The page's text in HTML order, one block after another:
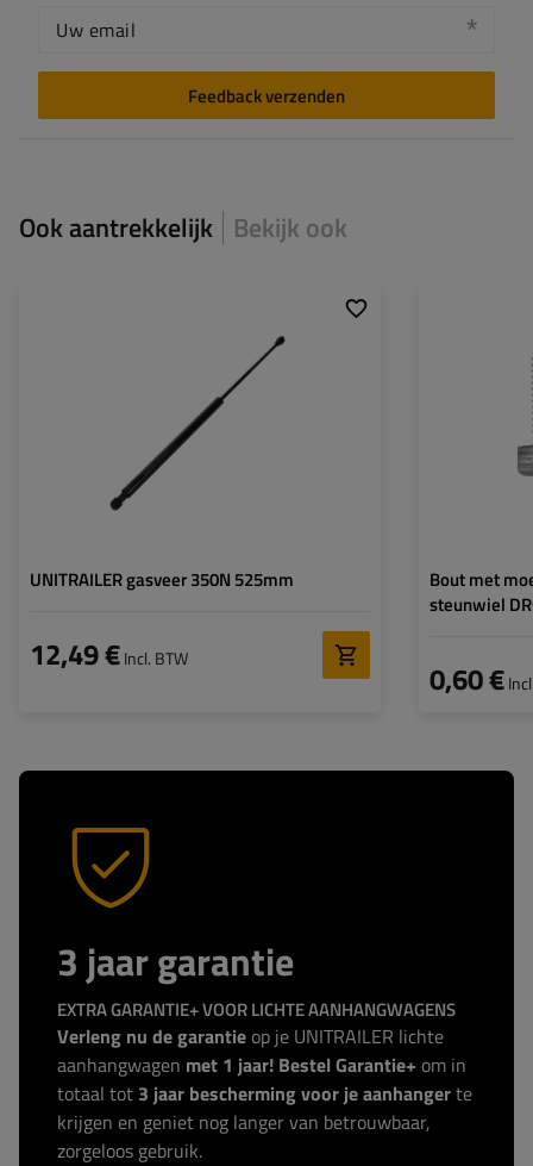
Uw email
Feedback verzenden
Ook aantrekkelijk Bekijk ook
UNITRAILER gasveer 350N 525mm
12,49 €Incl. BTW
Bout met
steunwiel
0,60 €
3 jaar garantie
EXTRA GARANTIE+ VOOR LICHTE AANHANGWAGENS
Verleng nu de garantie op je UNITRAILER lichte
aanhangwagen met 1 jaar! Bestel Garantie+ om in
totaal tot 3 jaar bescherming voor je aanhangerte
krijgen en geniet nog langer van betrouwbaar,
zorgeloos gebruik.